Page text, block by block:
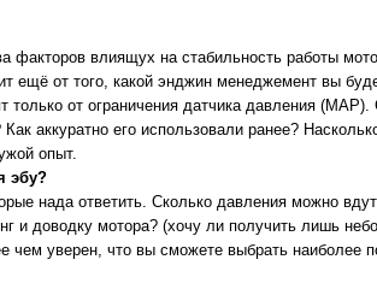
факторов влиящух на стабильность работы
от того, какой энджин менеджемент вы
от ограничения датчика давления
аккуратно его использовали ранее?
опыт.
эбу?
нада ответить. Сколько давления можно
и доводку мотора? (хочу ли получить лишь
чем уверен, что вы сможете выбрать